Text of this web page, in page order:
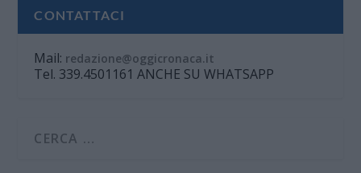
CONTATTACI
Mail: redazione@oggicronaca.it
Tel. 339.4501161 ANCHE SU WHATSAPP